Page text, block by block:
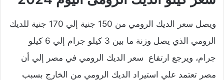
ويصل سعر الديك الرومي من 150 جنية إلي 170 جنية للديك
الرومي الذي يصل وزنة ما بين 3 كيلو جرام إلي 6 كيلو
جرام، ويرجع ارتفاع سعر الديك الرومي في مصر إلي أن
مصر تعتمد علي استيراد الديك الرومي من الخارج بسبب